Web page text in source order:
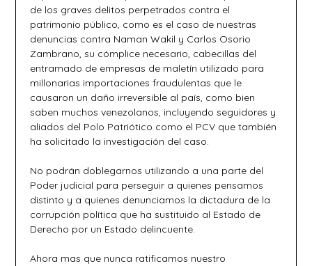
de los graves delitos perpetrados contra el
patrimonio público, como es el caso de nuestras
denuncias contra Naman Wakil y Carlos Osorio
Zambrano, su cómplice necesario, cabecillas del
entramado de empresas de maletín utilizado para
millonarias importaciones fraudulentas que le
causaron un daño irreversible al país, como bien
saben muchos venezolanos, incluyendo seguidores y
aliados del Polo Patriótico como el PCV que también
ha solicitado la investigación del caso.
No podrán doblegarnos utilizando a una parte del
Poder judicial para perseguir a quienes pensamos
distinto y a quienes denunciamos la dictadura de la
corrupción política que ha sustituido al Estado de
Derecho por un Estado delincuente.
Ahora mas que nunca ratificamos nuestro